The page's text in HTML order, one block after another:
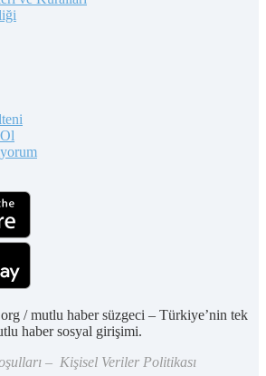
/ mutlu haber süzgeci – Türkiye’nin tek
haber sosyal girişimi.
– Kişisel Veriler Politikası